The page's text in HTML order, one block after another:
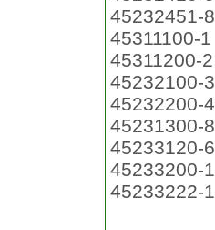
45232451-8
45311100-1
45311200-2
45232100-3
45232200-4
45231300-8
45233120-6
45233200-1
45233222-1